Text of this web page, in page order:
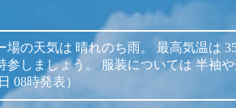
場の天気は 晴れのち雨。 最高気温は
しましょう。
服装については 半袖
08時発表）